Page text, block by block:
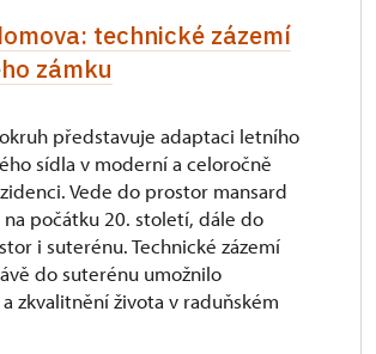
technické zázemí
zámku
představuje adaptaci letního
sídla v moderní a celoročně
Vede do prostor mansard
počátku 20. století, dále do
i suterénu. Technické zázemí
do suterénu umožnilo
zkvalitnění života v raduňském